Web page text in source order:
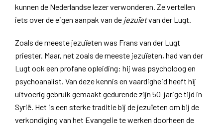
kunnen de Nederlandse lezer verwonderen. Ze vertellen
iets over de eigen aanpak van de jezuïetvan der Lugt.
Zoals de meeste jezuïeten was Frans van der Lugt
priester. Maar, net zoals de meeste jezuïeten, had van der
Lugt ook een profane opleiding: hij was psycholoog en
psychoanalist. Van deze kennis en vaardigheid heeft hij
uitvoerig gebruik gemaakt gedurende zijn 50-jarige tijd in
Syrië. Het is een sterke traditie bij de jezuïeten om bij de
verkondiging van het Evangelie te werken doorheen de